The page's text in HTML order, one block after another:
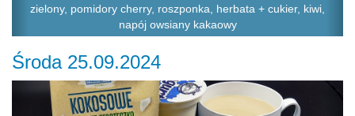
zielony, pomidory cherry, roszponka, herbata + cukier, kiwi,
napój owsiany kakaowy
Środa 25.09.2024
Previous